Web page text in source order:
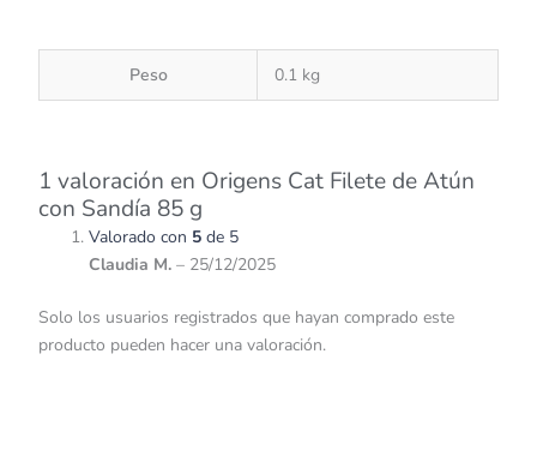
Peso 0.1 kg
1 valoración en Origens Cat Filete de Atún
con Sandía 85 g
Valorado con 5 de 5
Claudia M. – 25/12/2025
Solo los usuarios registrados que hayan comprado este
producto pueden hacer una valoración.